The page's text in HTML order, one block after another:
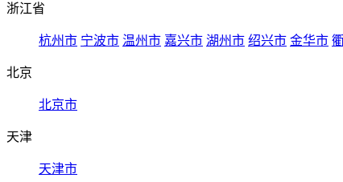
浙江省
杭州市 宁波市 温州市 嘉兴市 湖州市 绍兴市 金华市
北京
北京市
天津
天津市